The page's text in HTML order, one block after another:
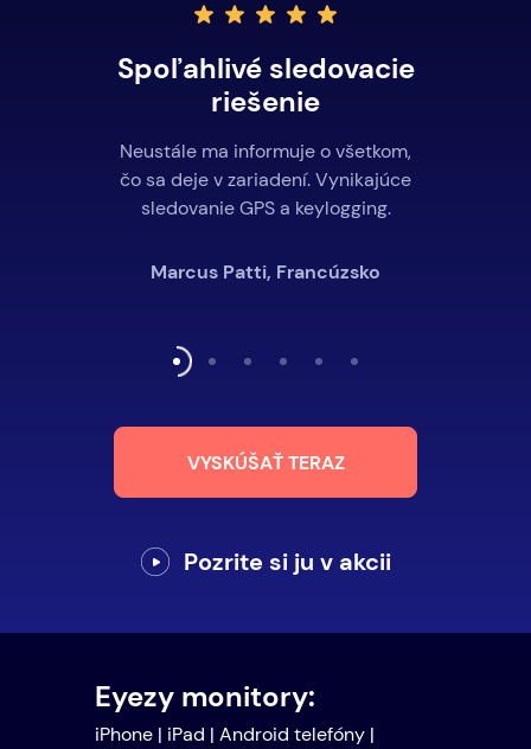
Spoľahlivé sledovacie
riešenie
Neustále ma informuje o všetkom,
čo sa deje v zariadení. Vynikajúce
sledovanie GPS a keylogging.
Marcus Patti, Francúzsko
VYSKÚŠAŤ TERAZ
Pozrite si ju v akcii
Eyezy monitory:
iPhone | iPad | Android telefóny |